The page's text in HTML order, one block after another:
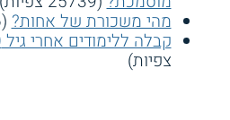
מהי משכורת של אחות?(23516 צפיות)
קבלה ללימודים אחרי גיל 30 בלי בגרות
צפיות)